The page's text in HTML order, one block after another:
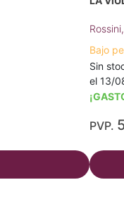
Bajo
Sin
el 13/
PVP.